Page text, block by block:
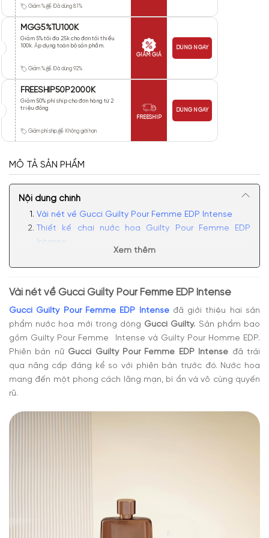
Giảm % Đã dùng 81%
MGG5%TU100K
Giảm 5% tối đa 25k cho đơn tối thiểu
100k. Áp dụng toàn bộ sản phẩm.
Giảm % Đã dùng 92%
GIẢM GIÁ
DÙNG NGAY
FREESHIP50P2000K
Giảm 50% phí ship cho đơn hàng từ 2
triệu đồng
Giảm phí ship Không giới hạn
FREESHIP
DÙNG NGAY
MÔ TẢ SẢN PHẨM
Nội dung chính
Vài nét về Gucci Guilty Pour Femme EDP Intense
Thiết kế chai nước hoa Guilty Pour Femme EDP
Intense
Có nên mua nước hoa nữ Gucci Guilty Pour Femme
Xem thêm
Vài nét về Gucci Guilty Pour Femme EDP Intense
Gucci Guilty Pour Femme EDP Intenseđã giới thiệu hai sản
phẩm nước hoa mới trong dòng Gucci Guilty. Sản phẩm bao
gồm Guilty Pour Femme Intense và Guilty Pour Homme EDP.
Phiên bản nữ Gucci Guilty Pour Femme EDP Intense đã trải
qua nâng cấp đáng kể so với phiên bản trước đó. Nước hoa
mang đến một phong cách lãng mạn, bí ẩn và vô cùng quyến
rũ.